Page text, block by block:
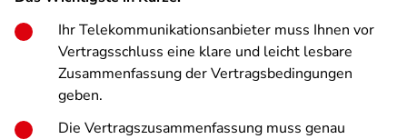
Ihr Telekommunikationsanbieter muss Ihnen vor
Vertragsschluss eine klare und leicht lesbare
Zusammenfassung der Vertragsbedingungen
geben.
Die Vertragszusammenfassung muss genau